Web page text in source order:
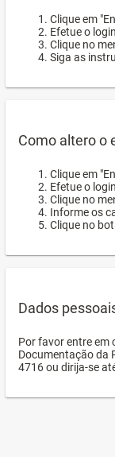
Clique em
Efetue o
Clique no
Siga as
Como altero o
Clique em
Efetue o
Clique no
Informe os
Clique no
Dados
Por favor entre em
Documentação da
4716 ou dirija-se